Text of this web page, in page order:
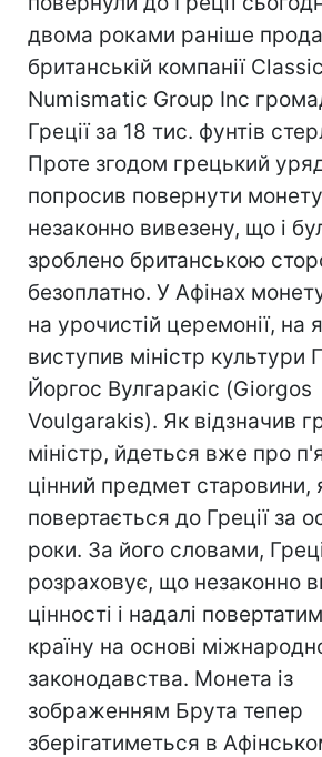
двома роками раніше
британській компанії
Numismatic Group Inc
Греції за 18 тис. фунтів
Проте згодом грецький
попросив повернути
незаконно вивезену, що і
зроблено британською
безоплатно. У Афінах
на урочистій церемонії, на
виступив міністр культури
Йоргос Вулгаракіс (Giorgos
Voulgarakis). Як відзначив
міністр, йдеться вже про
цінний предмет старовини,
повертається до Греції за
роки. За його словами,
розраховує, що незаконно
цінності і надалі
країну на основі
законодавства. Монета із
зображенням Брута тепер
зберігатиметься в